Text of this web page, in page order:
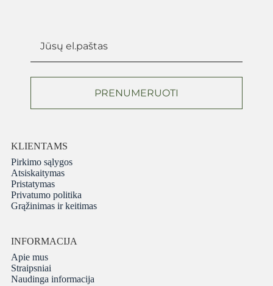
PRENUMERUOTI
KLIENTAMS
Pirkimo sąlygos
Atsiskaitymas
Pristatymas
Privatumo politika
Grąžinimas ir keitimas
INFORMACIJA
Apie mus
Straipsniai
Naudinga informacija